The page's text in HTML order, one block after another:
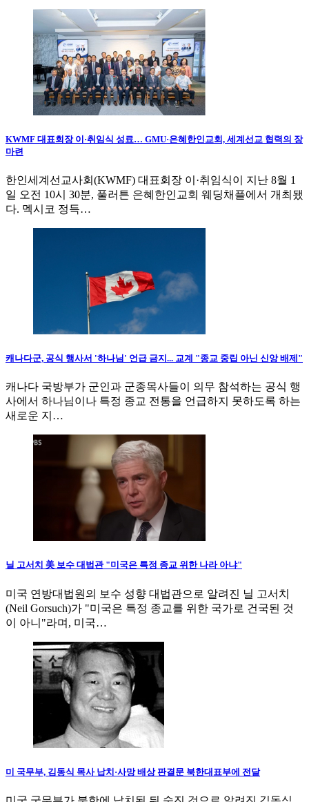
KWMF 대표회장 이·취임식 성료… GMU·은혜한인교회, 세계선교 협력의 장
마련
한인세계선교사회(KWMF) 대표회장 이·취임식이 지난 8월 1
일 오전 10시 30분, 풀러튼 은혜한인교회 웨딩채플에서 개최됐
다. 멕시코 정득…
캐나다군, 공식 행사서 '하나님' 언급 금지... 교계 "종교 중립 아닌 신앙 배제"
캐나다 국방부가 군인과 군종목사들이 의무 참석하는 공식 행
사에서 하나님이나 특정 종교 전통을 언급하지 못하도록 하는
새로운 지…
닐 고서치 美 보수 대법관 "미국은 특정 종교 위한 나라 아냐"
미국 연방대법원의 보수 성향 대법관으로 알려진 닐 고서치
(Neil Gorsuch)가 "미국은 특정 종교를 위한 국가로 건국된 것
이 아니"라며, 미국…
미 국무부, 김동식 목사 납치·사망 배상 판결문 북한대표부에 전달